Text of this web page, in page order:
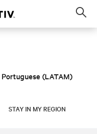
Portuguese (LATAM)
STAY IN MY REGION